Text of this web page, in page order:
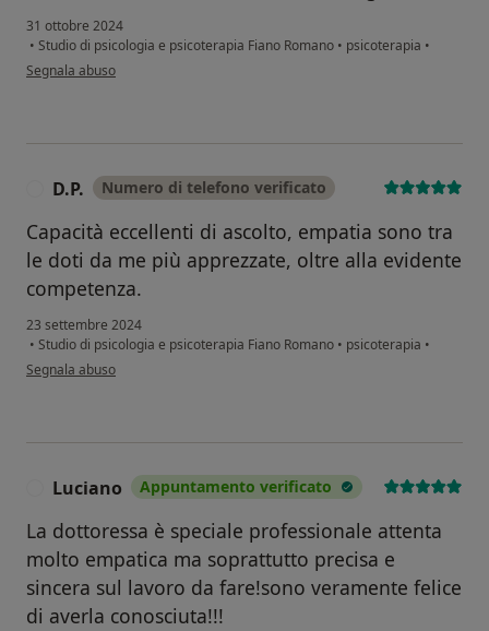
31 ottobre 2024
• Studio di psicologia e psicoterapia Fiano Romano • psicoterapia •
secondo l'opinione dell'utente Samantha
Segnala abuso
D.P. Numero di telefono verificato
Capacità eccellenti di ascolto, empatia sono tra
le doti da me più apprezzate, oltre alla evidente
competenza.
23 settembre 2024
• Studio di psicologia e psicoterapia Fiano Romano • psicoterapia •
secondo l'opinione dell'utente D.P.
Segnala abuso
Luciano Appuntamento verificato
La dottoressa è speciale professionale attenta
molto empatica ma soprattutto precisa e
sincera sul lavoro da fare!sono veramente felice
di averla conosciuta!!!